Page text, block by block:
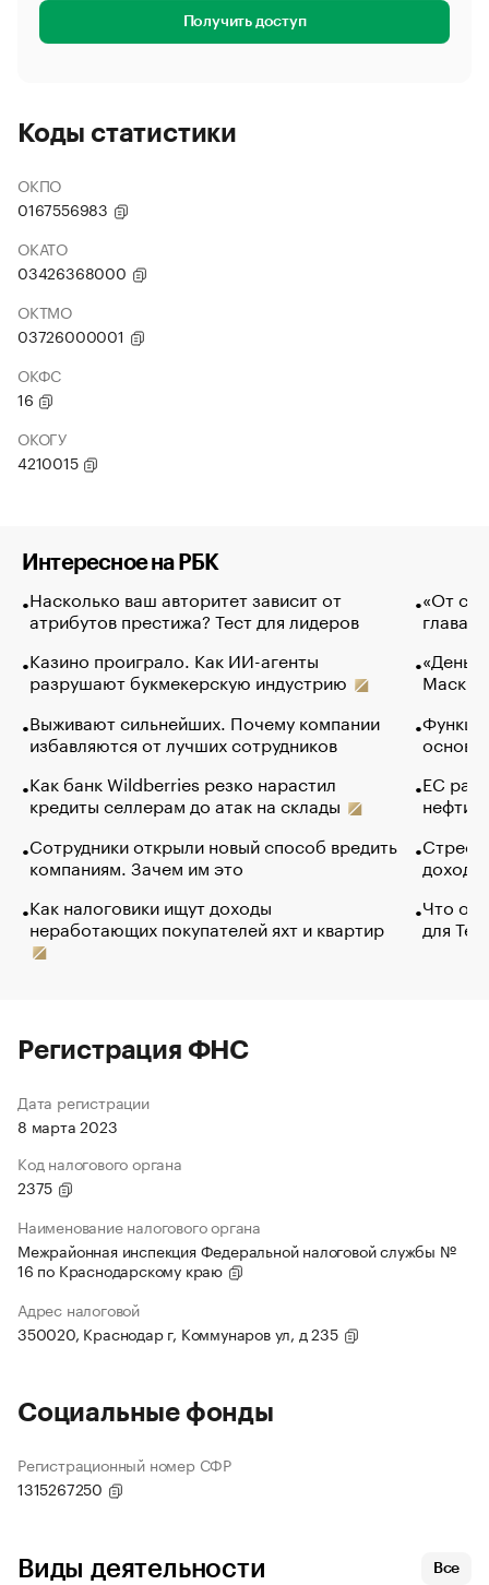
Получить доступ
Коды статистики
ОКПО
0167556983
ОКАТО
03426368000
ОКТМО
03726000001
ОКФС
16
ОКОГУ
4210015
Интересное на РБК
Насколько ваш авторитет зависит от
атрибутов престижа? Тест для лидеров
Казино проиграло. Как ИИ-агенты
разрушают букмекерскую индустрию
Выживают сильнейших. Почему компании
избавляются от лучших сотрудников
Как банк Wildberries резко нарастил
кредиты селлерам до атак на склады
Сотрудники открыли новый способ вредить
компаниям. Зачем им это
Как налоговики ищут доходы
неработающих покупателей яхт и квартир
«От
глава
Маск в
основ
ЕС
нефти
Что
для
Регистрация ФНС
Дата регистрации
8 марта 2023
Код налогового органа
2375
Наименование налогового органа
Межрайонная инспекция Федеральной налоговой службы №
16 по Краснодарскому краю
Адрес налоговой
350020, Краснодар г, Коммунаров ул, д 235
Социальные фонды
Регистрационный номер СФР
1315267250
Виды деятельности Все